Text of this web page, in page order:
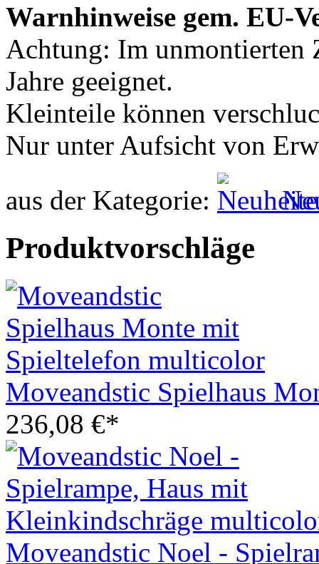
Warnhinweise gem. EU-
Achtung: Im unmontierten
Jahre geeignet.
Kleinteile können
Nur unter Aufsicht von
aus der Kategorie:
Produktvorschläge
Moveandstic Spielhaus
236,08 €*
Moveandstic Noel -